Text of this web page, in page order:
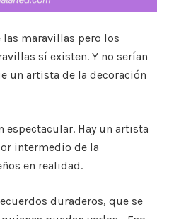
las maravillas pero los
sí existen. Y no serían
un artista de la decoración
espectacular. Hay un artista
intermedio de la
en realidad.
duraderos, que se